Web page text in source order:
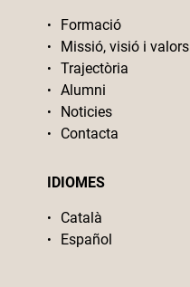
Formació
Missió, visió i valors
Trajectòria
Alumni
Noticies
Contacta
IDIOMES
Català
Español